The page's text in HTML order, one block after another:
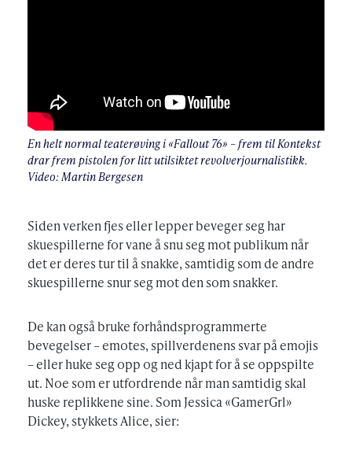
En helt normal teaterøving i «Fallout 76» – frem til Kontekst
drar frem pistolen for litt utilsiktet revolverjournalistikk.
Video: Martin Bergesen
Siden verken fjes eller lepper beveger seg har
skuespillerne for vane å snu seg mot publikum når
det er deres tur til å snakke, samtidig som de andre
skuespillerne snur seg mot den som snakker.
De kan også bruke forhåndsprogrammerte
bevegelser – emotes, spillverdenens svar på emojis
– eller huke seg opp og ned kjapt for å se oppspilte
ut. Noe som er utfordrende når man samtidig skal
huske replikkene sine. Som Jessica «GamerGrl»
Dickey, stykkets Alice, sier: